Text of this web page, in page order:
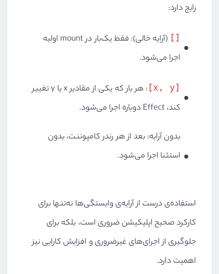
رایج دارد:
[]
(آرایه خالی): فقط یک‌بار در mount اولیه
اجرا می‌شود.
[x, y]
: هر بار که یکی از مقادیر x یا y تغییر
کند، Effect دوباره اجرا می‌شود.
بدون آرایه: بعد از هر رندر کامپوننت، بدون
استثنا اجرا می‌شود.
استفاده‌ی درست از آرایه‌ی وابستگی‌ها نه‌تنها برای
کارکرد صحیح اپلیکیشن ضروری است، بلکه برای
جلوگیری از اجرای‌های غیرضروری و افزایش کارایی نیز
اهمیت دارد.